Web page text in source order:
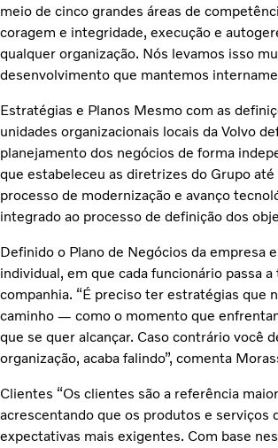
meio de cinco grandes áreas de
coragem e integridade, execução e
qualquer organização. Nós levamos isso
desenvolvimento que mantemos
Estratégias e Planos Mesmo com as
unidades organizacionais locais da Volvo
planejamento dos negócios de forma
que estabeleceu as diretrizes do Grupo
processo de modernização e avanço
integrado ao processo de definição dos
Definido o Plano de Negócios da empresa
individual, em que cada funcionário passa
companhia. “É preciso ter estratégias que
caminho — como o momento que
que se quer alcançar. Caso contrário você
organização, acaba falindo”, comenta
Clientes “Os clientes são a referência
acrescentando que os produtos e serviços
expectativas mais exigentes. Com base